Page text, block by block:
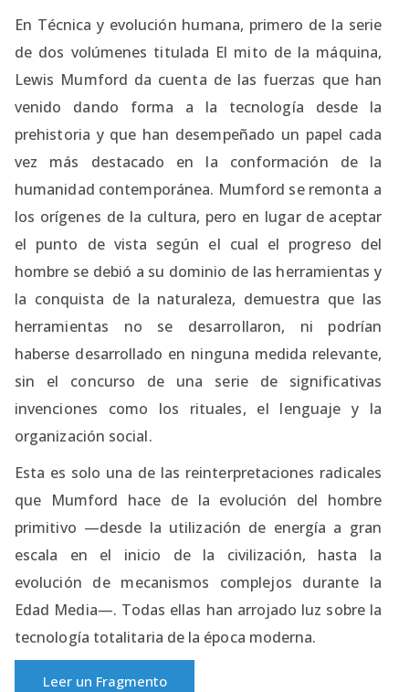
En Técnica y evolución humana, primero de la serie
de dos volúmenes titulada El mito de la máquina,
Lewis Mumford da cuenta de las fuerzas que han
venido dando forma a la tecnología desde la
prehistoria y que han desempeñado un papel cada
vez más destacado en la conformación de la
humanidad contemporánea. Mumford se remonta a
los orígenes de la cultura, pero en lugar de aceptar
el punto de vista según el cual el progreso del
hombre se debió a su dominio de las herramientas y
la conquista de la naturaleza, demuestra que las
herramientas no se desarrollaron, ni podrían
haberse desarrollado en ninguna medida relevante,
sin el concurso de una serie de significativas
invenciones como los rituales, el lenguaje y la
organización social.
Esta es solo una de las reinterpretaciones radicales
que Mumford hace de la evolución del hombre
primitivo —desde la utilización de energía a gran
escala en el inicio de la civilización, hasta la
evolución de mecanismos complejos durante la
Edad Media—. Todas ellas han arrojado luz sobre la
tecnología totalitaria de la época moderna.
Leer un Fragmento